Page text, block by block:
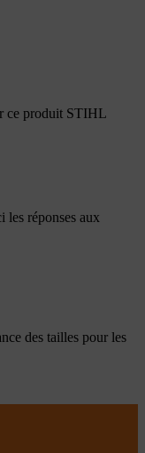
ce produit STIHL
les réponses aux
des tailles pour les